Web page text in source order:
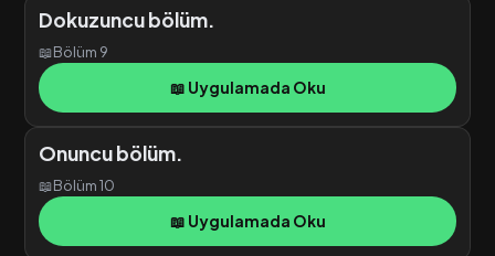
Dokuzuncu bölüm.
📖Bölüm 9
📖 Uygulamada Oku
Onuncu bölüm.
📖Bölüm 10
📖 Uygulamada Oku